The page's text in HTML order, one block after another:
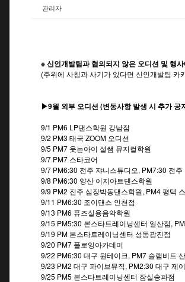
LOCATION
관리자
※ 신인개발팀과 협의되지 않은 오디션 및 행
(주위에 사칭과 사기가 있다면 신인개발팀 카
▶9월 외부 오디션 (변동사항 발생 시 추가 공
9/1 PM6 LP댄스학원 강남점
9/2 PM3 태국 ZOOM 오디션
9/5 PM7 웃는아이 설쌤 뮤지컬학원
9/7 PM7 스타코어
9/7 PM6:30 전주 쟈니스튜디오, PM7:30 전주
9/8 PM6:30 양산 이지아트댄스학원
9/9 PM2 진주 심장박동댄스학원, PM4 평택
9/11 PM6:30 조이댄스 인천점
9/13 PM6 퓨즈실용음악학원
9/15 PM5:30 본스타트레이닝센터 일산점,
9/19 PM 본스타트레이닝센터 성동광진점
9/20 PM7 플로잉아카데미
9/22 PM6:30 대구 원테이크, PM7 슬램비트
9/23 PM2 대구 파이브뮤직, PM2:30 대구 제
9/25 PM5 본스타트레이닝센터 잠실송파점